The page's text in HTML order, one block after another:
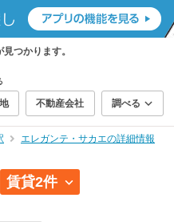
つかります。
不動産会社 調べる
エレガンテ・サカエの詳細情報
賃貸2件